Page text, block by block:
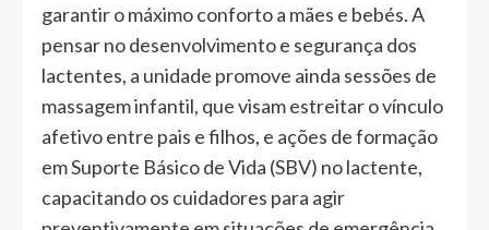
garantir o máximo conforto a mães e bebés. A
pensar no desenvolvimento e segurança dos
lactentes, a unidade promove ainda sessões de
massagem infantil, que visam estreitar o vínculo
afetivo entre pais e filhos, e ações de formação
em Suporte Básico de Vida (SBV) no lactente,
capacitando os cuidadores para agir